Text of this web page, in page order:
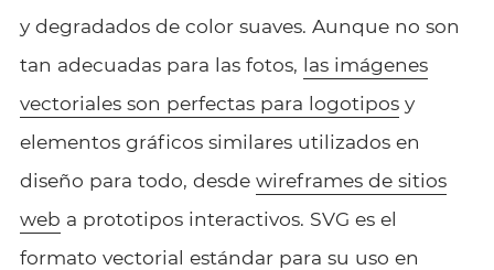
y degradados de color suaves. Aunque no son
tan adecuadas para las fotos, las imágenes
vectoriales son perfectas para logotiposy
elementos gráficos similares utilizados en
diseño para todo, desde wireframes de sitios
web a prototipos interactivos. SVG es el
formato vectorial estándar para su uso en